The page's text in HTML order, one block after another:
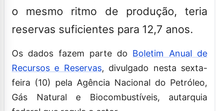
o mesmo ritmo de produção, teria
reservas suficientes para 12,7 anos.
Os dados fazem parte do Boletim Anual de
Recursos e Reservas, divulgado nesta sexta-
feira (10) pela Agência Nacional do Petróleo,
Gás Natural e Biocombustíveis, autarquia